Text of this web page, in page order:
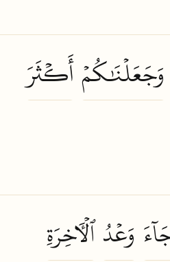
وَجَعَلۡنَٰكُمۡأَكۡثَرَ
وَعۡدُٱلۡأٓخِرَةِ